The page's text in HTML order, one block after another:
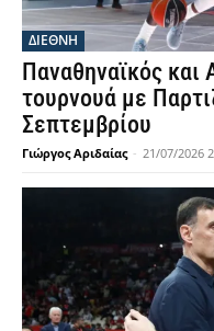
ΔΙΕΘΝΗ
Παναθηναϊκός και
τουρνουά με
Σεπτεμβρίου
Γιώργος Αριδαίας - 21/07/2026